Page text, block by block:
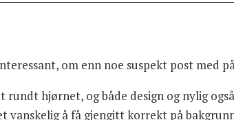
om enn noe suspekt post med
hjørnet, og både design og nylig
vanskelig å få gjengitt korrekt på